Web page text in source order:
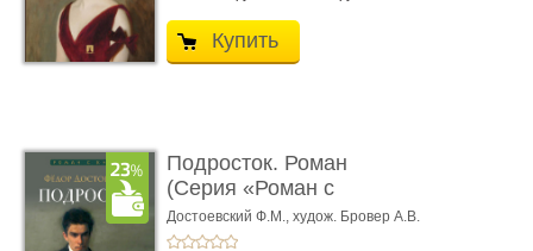
Купить
Подросток. Роман
(Серия «Роман с
книгой»)
Достоевский Ф.М., худож. Бровер А.В.